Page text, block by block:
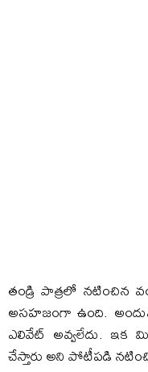
తండ్రి పాత్రలో
అసహజంగా ఉంది.
ఎలివేట్ అవ్వలేదు. ఇక
చేస్తారు అని పోటీపడి